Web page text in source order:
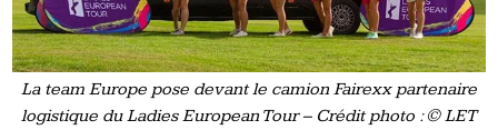
La team Europe pose devant le camion Fairexx partenaire
logistique du Ladies European Tour – Crédit photo : © LET